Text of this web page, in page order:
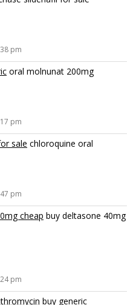
pm
oral molnunat 200mg
pm
sale chloroquine oral
pm
cheap buy deltasone 40mg
pm
buy generic